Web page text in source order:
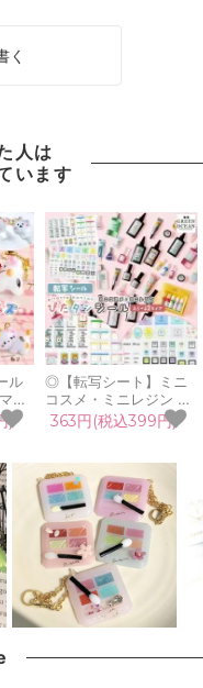
く
人は
います
ル
ル
レ
う
芸
)
◎【転写シート】ミニ
コスメ・ミニレジン ぴ
たタンシール 転写シー
ル レジンシール コスメ
剤 装飾シール 透明 こ
するだけGreenOcean
オリジナル♪《選べる2
種》
363円(税込399円)